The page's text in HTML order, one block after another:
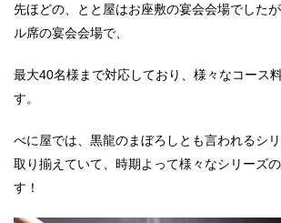
先ほどの、とと屋はお座敷の宴会会場でした
ル席の宴会会場で、
最大40名様まで対応しており、様々なコース
す。
べに屋では、黒龍のまぼろしとも言われるシ
取り揃えていて、時期よって様々なシリーズ
す！